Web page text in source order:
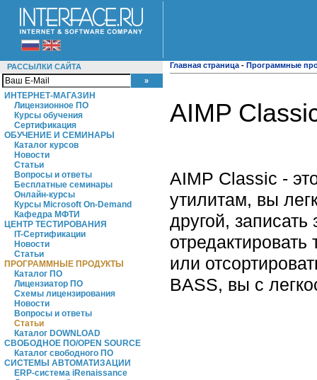
РАССЫЛКИ САЙТА
ИНТЕРНЕТ-МАГАЗИН
Лицензионное ПО
Курсы обучения
Сертификация
ОБУЧЕНИЕ И СЕМИНАРЫ
Каталог курсов
Новости
Статьи
Вопросы и ответы
Бесплатные семинары
Онлайн-курсы
Курсы Microsoft On-Demand
Кафедра МФТИ
ЦЕНТР ТЕСТИРОВАНИЯ
IT-Сертификации
Новости
Статьи
ПРОГРАММНЫЕ ПРОДУКТЫ
Каталог ПО
Лицензиатор ПО
Схемы лицензирования
Новости
Вопросы и ответы
Статьи
Каталог DOWNLOAD
СВОБОДНОЕ ПО/OPEN SOURCE
Каталог свободного ПО
СИСТЕМЫ АВТОМАТИЗАЦИИ
ERP-система iRenaissance
Главная страница - Программные
AIMP
AIMP Classic -
утилитам, вы
другой, записать
или
BASS, вы с